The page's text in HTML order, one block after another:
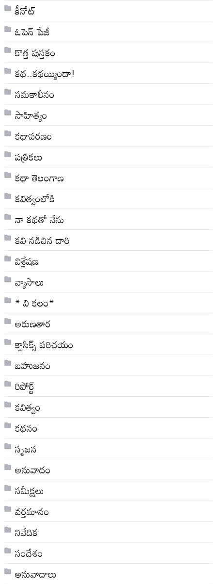
కీనోట్
ఓపెన్ పేజీ
కొత్త పుస్తకం
కథ..కథయ్యిందా!
సమకాలీనం
సాహిత్యం
కథావరణం
పత్రికలు
కథా తెలంగాణ
కవిత్వంలోకి
నా క‌థ‌తో నేను
కవి నడిచిన దారి
విశ్లేషణ
వ్యాసాలు
* వి క‌లం*
అరుణతార
క్లాసిక్స్ ప‌రిచ‌యం
బహుజనం
రిపోర్ట్
కవిత్వం
కథనం
సృజన
అనువాదం
సమీక్షలు
వర్తమానం
నివేదిక
సందేశం
అనువాదాలు